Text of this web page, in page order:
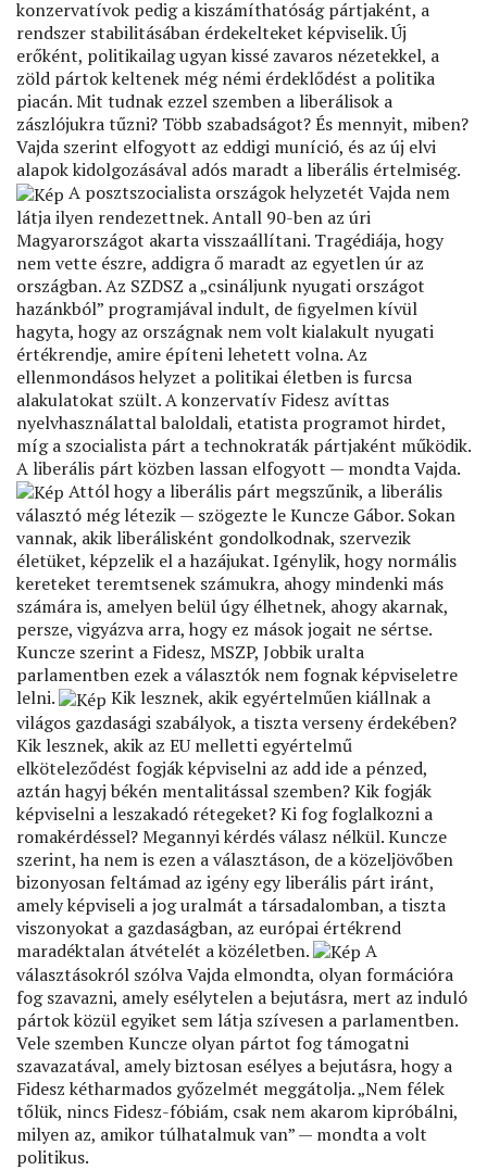
konzervatívok pedig a kiszámíthatóság pártjaként, a
rendszer stabilitásában érdekelteket képviselik. Új
erőként, politikailag ugyan kissé zavaros nézetekkel, a
zöld pártok keltenek még némi érdeklődést a politika
piacán. Mit tudnak ezzel szemben a liberálisok a
zászlójukra tűzni? Több szabadságot? És mennyit, miben?
Vajda szerint elfogyott az eddigi muníció, és az új elvi
alapok kidolgozásával adós maradt a liberális értelmiség.
A posztszocialista országok helyzetét Vajda nem
látja ilyen rendezettnek. Antall 90-ben az úri
Magyarországot akarta visszaállítani. Tragédiája, hogy
nem vette észre, addigra ő maradt az egyetlen úr az
országban. Az SZDSZ a „csináljunk nyugati országot
hazánkból” programjával indult, de ﬁgyelmen kívül
hagyta, hogy az országnak nem volt kialakult nyugati
értékrendje, amire építeni lehetett volna. Az
ellenmondásos helyzet a politikai életben is furcsa
alakulatokat szült. A konzervatív Fidesz avíttas
nyelvhasználattal baloldali, etatista programot hirdet,
míg a szocialista párt a technokraták pártjaként működik.
A liberális párt közben lassan elfogyott — mondta Vajda.
Attól hogy a liberális párt megszűnik, a liberális
választó még létezik — szögezte le Kuncze Gábor. Sokan
vannak, akik liberálisként gondolkodnak, szervezik
életüket, képzelik el a hazájukat. Igénylik, hogy normális
kereteket teremtsenek számukra, ahogy mindenki más
számára is, amelyen belül úgy élhetnek, ahogy akarnak,
persze, vigyázva arra, hogy ez mások jogait ne sértse.
Kuncze szerint a Fidesz, MSZP, Jobbik uralta
parlamentben ezek a választók nem fognak képviseletre
lelni.
Kik lesznek, akik egyértelműen kiállnak a
világos gazdasági szabályok, a tiszta verseny érdekében?
Kik lesznek, akik az EU melletti egyértelmű
elköteleződést fogják képviselni az add ide a pénzed,
aztán hagyj békén mentalitással szemben? Kik fogják
képviselni a leszakadó rétegeket? Ki fog foglalkozni a
romakérdéssel? Megannyi kérdés válasz nélkül. Kuncze
szerint, ha nem is ezen a választáson, de a közeljövőben
bizonyosan feltámad az igény egy liberális párt iránt,
amely képviseli a jog uralmát a társadalomban, a tiszta
viszonyokat a gazdaságban, az európai értékrend
maradéktalan átvételét a közéletben.
A
választásokról szólva Vajda elmondta, olyan formációra
fog szavazni, amely esélytelen a bejutásra, mert az induló
pártok közül egyiket sem látja szívesen a parlamentben.
Vele szemben Kuncze olyan pártot fog támogatni
szavazatával, amely biztosan esélyes a bejutásra, hogy a
Fidesz kétharmados győzelmét meggátolja. „Nem félek
tőlük, nincs Fidesz-fóbiám, csak nem akarom kipróbálni,
milyen az, amikor túlhatalmuk van” — mondta a volt
politikus.